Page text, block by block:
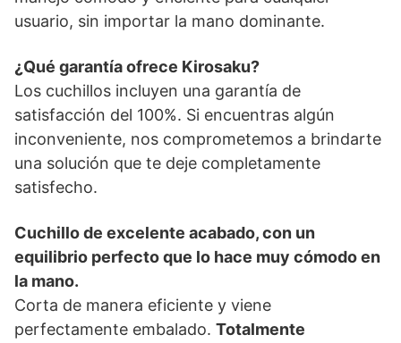
usuario, sin importar la mano dominante.
¿Qué garantía ofrece Kirosaku?
Los cuchillos incluyen una garantía de
satisfacción del 100%. Si encuentras algún
inconveniente, nos comprometemos a brindarte
una solución que te deje completamente
satisfecho.
Cuchillo de excelente acabado, con un
equilibrio perfecto que lo hace muy cómodo en
la mano.
Corta de manera eficiente y viene
perfectamente embalado. Totalmente